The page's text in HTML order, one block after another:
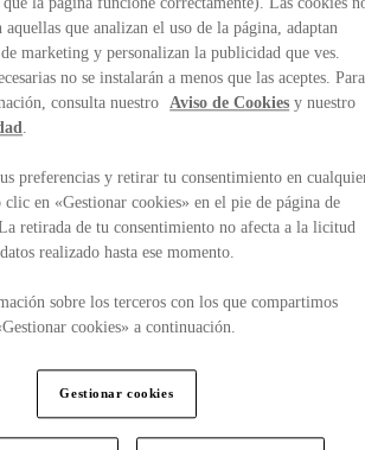
aquellas que analizan el uso de la página, adaptan
de marketing y personalizan la publicidad que ves.
no se instalarán a menos que las aceptes. Para
consulta nuestro
Aviso de Cookies y nuestro
.
preferencias y retirar tu consentimiento en
clic en «Gestionar cookies» en el pie de página de
retirada de tu consentimiento no afecta a la licitud
realizado hasta ese momento.
sobre los terceros con los que compartimos
cookies» a continuación.
Gestionar cookies